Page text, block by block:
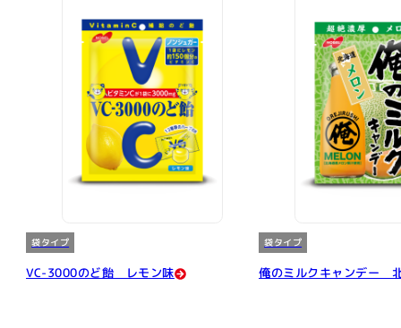
袋タイプ
VC-3000のど飴 レモン味
袋タイプ
俺のミルクキャンデー